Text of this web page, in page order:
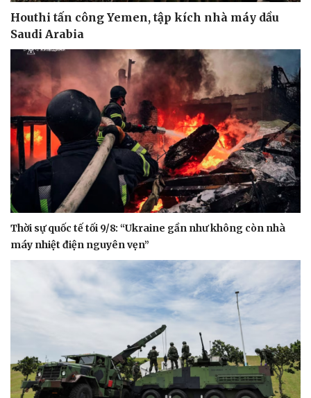
Houthi tấn công Yemen, tập kích nhà máy dầu
Saudi Arabia
Thời sự quốc tế tối 9/8: “Ukraine gần như không còn nhà
máy nhiệt điện nguyên vẹn”